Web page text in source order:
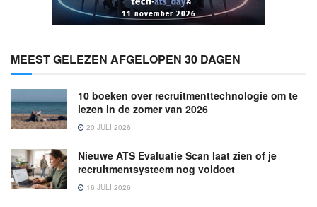
MEEST GELEZEN AFGELOPEN 30 DAGEN
10 boeken over recruitmenttechnologie om te
lezen in de zomer van 2026
20 JULI 2026
Nieuwe ATS Evaluatie Scan laat zien of je
recruitmentsysteem nog voldoet
16 JULI 2026